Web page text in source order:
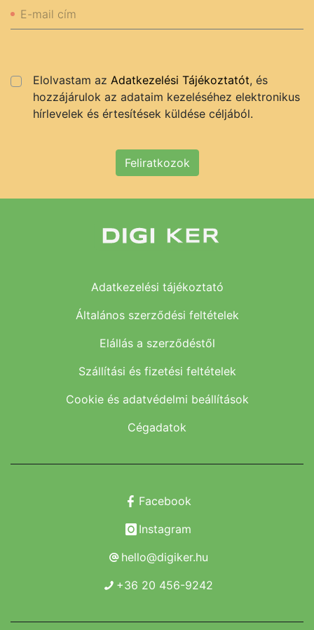
E-mail cím
Elolvastam az Adatkezelési Tájékoztatót, és
hozzájárulok az adataim kezeléséhez elektronikus
hírlevelek és értesítések küldése céljából.
Feliratkozok
Adatkezelési tájékoztató
Általános szerződési feltételek
Elállás a szerződéstől
Szállítási és fizetési feltételek
Cookie és adatvédelmi beállítások
Cégadatok
Facebook
Instagram
hello@digiker.hu
+36 20 456-9242